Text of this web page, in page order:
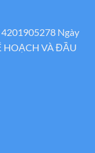
Ngày
HOẠCH VÀ ĐẦU